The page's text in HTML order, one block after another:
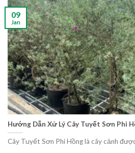
Hướng Dẫn Xử Lý Cây Tuyết Sơn Phi
Cây Tuyết Sơn Phi Hồng là cây cảnh
09
Jan